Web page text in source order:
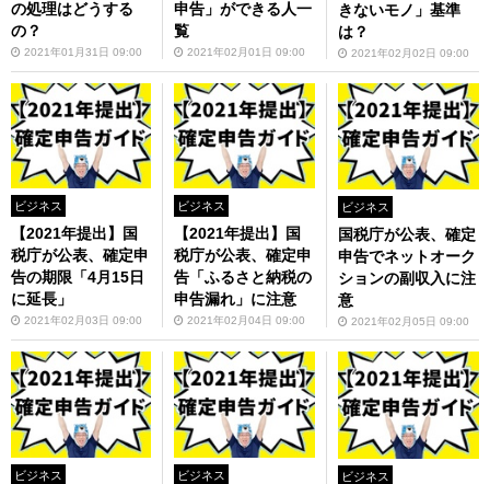
の処理はどうする
の？
2021年01月31日 09:00
申告」ができる人一
覧
2021年02月01日 09:00
きないモノ」基準
は？
2021年02月02日 09:00
ビジネス
【2021年提出】国
税庁が公表、確定申
告の期限「4月15日
に延長」
2021年02月03日 09:00
ビジネス
【2021年提出】国
税庁が公表、確定申
告「ふるさと納税の
申告漏れ」に注意
2021年02月04日 09:00
ビジネス
国税庁が公表、確定
申告でネットオーク
ションの副収入に注
意
2021年02月05日 09:00
ビジネス ビジネス ビジネス